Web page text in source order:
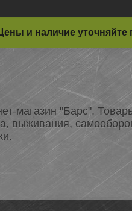
и наличие
магазин "Барс".
выживания,